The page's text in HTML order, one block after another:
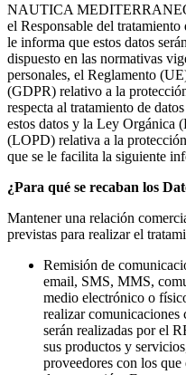
NAUTICA
el Responsable del
le informa que estos datos
dispuesto en las normativas
personales, el Reglamento
(GDPR) relativo a la
respecta al tratamiento de
estos datos y la Ley Orgánica
(LOPD) relativa a la
que se le facilita la siguiente
¿Para qué se recaban los
Mantener una relación
previstas para realizar el
Remisión de
email, SMS, MMS,
medio electrónico o
realizar comunicaciones
serán realizadas por el
sus productos y
proveedores con los